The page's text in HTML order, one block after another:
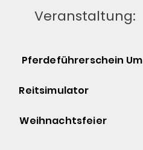
Veranstaltung: